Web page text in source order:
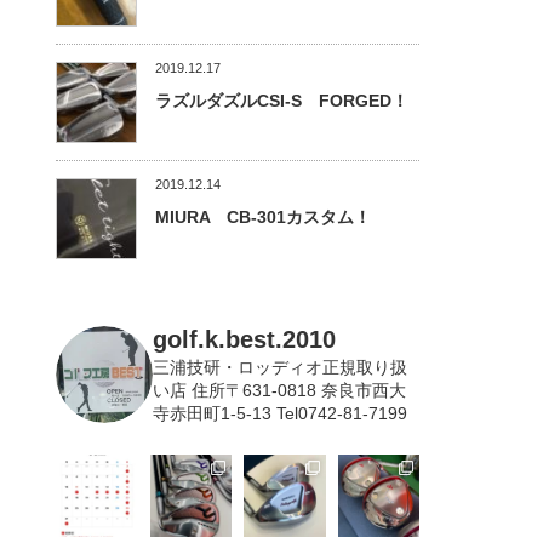
2019.12.17
ラズルダズルCSI-S FORGED！
2019.12.14
MIURA CB-301カスタム！
golf.k.best.2010
三浦技研・ロッディオ正規取り扱
い店 住所〒631-0818 奈良市西大
寺赤田町1-5-13 Tel0742-81-7199